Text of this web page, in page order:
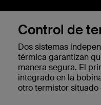
‌Control de
Dos sistemas
térmica garantizan
manera segura. El
integrado en la
otro termistor